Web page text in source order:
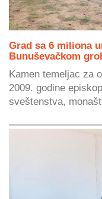
Grad sa 6 miliona
Bunuševačkom
Kamen temeljac za
2009. godine
sveštenstva,